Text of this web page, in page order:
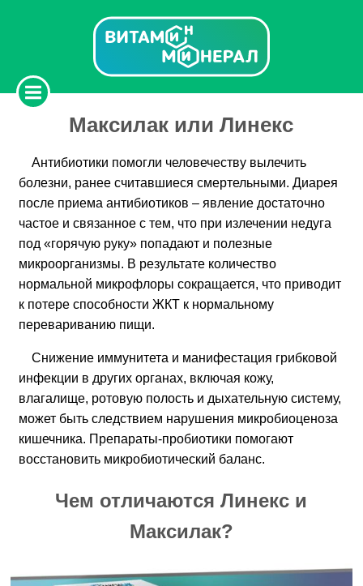
Максилак или Линекс
Антибиотики помогли человечеству вылечить
болезни, ранее считавшиеся смертельными. Диарея
после приема антибиотиков – явление достаточно
частое и связанное с тем, что при излечении недуга
под «горячую руку» попадают и полезные
микроорганизмы. В результате количество
нормальной микрофлоры сокращается, что приводит
к потере способности ЖКТ к нормальному
перевариванию пищи.
Снижение иммунитета и манифестация грибковой
инфекции в других органах, включая кожу,
влагалище, ротовую полость и дыхательную систему,
может быть следствием нарушения микробиоценоза
кишечника. Препараты-пробиотики помогают
восстановить микробиотический баланс.
Чем отличаются Линекс и
Максилак?